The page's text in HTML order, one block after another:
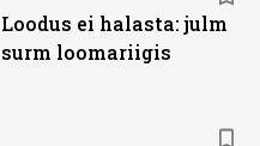
Loodus ei halasta: julm
surm loomariigis